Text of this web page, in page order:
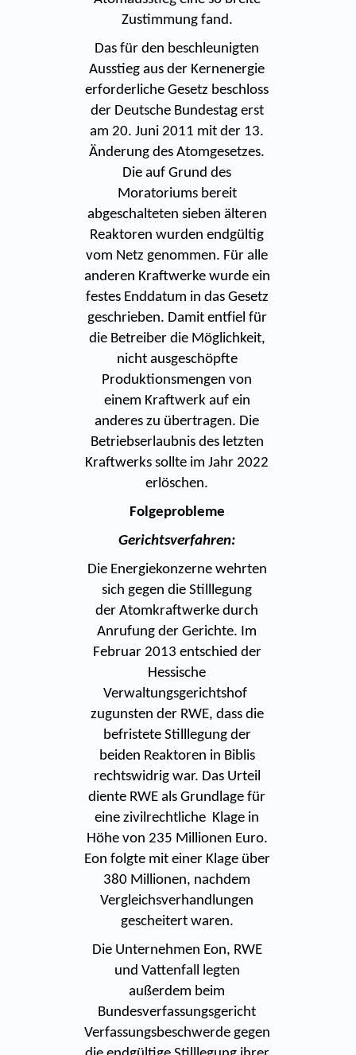
Zustimmung fand.
Das für den beschleunigten
Ausstieg aus der Kernenergie
erforderliche Gesetz beschloss
der Deutsche Bundestag erst
am 20. Juni 2011 mit der 13.
Änderung des Atomgesetzes.
Die auf Grund des
Moratoriums bereit
abgeschalteten sieben älteren
Reaktoren wurden endgültig
vom Netz genommen. Für alle
anderen Kraftwerke wurde ein
festes Enddatum in das Gesetz
geschrieben. Damit entfiel für
die Betreiber die Möglichkeit,
nicht ausgeschöpfte
Produktionsmengen von
einem Kraftwerk auf ein
anderes zu übertragen. Die
Betriebserlaubnis des letzten
Kraftwerks sollte im Jahr 2022
erlöschen.
Folgeprobleme
Gerichtsverfahren:
Die Energiekonzerne wehrten
sich gegen die Stilllegung
der Atomkraftwerke durch
Anrufung der Gerichte. Im
Februar 2013 entschied der
Hessische
Verwaltungsgerichtshof
zugunsten der RWE, dass die
befristete Stilllegung der
beiden Reaktoren in Biblis
rechtswidrig war. Das Urteil
diente RWE als Grundlage für
eine zivilrechtliche Klage in
Höhe von 235 Millionen Euro.
Eon folgte mit einer Klage über
380 Millionen, nachdem
Vergleichsverhandlungen
gescheitert waren.
Die Unternehmen Eon, RWE
und Vattenfall legten
außerdem beim
Bundesverfassungsgericht
Verfassungsbeschwerde gegen